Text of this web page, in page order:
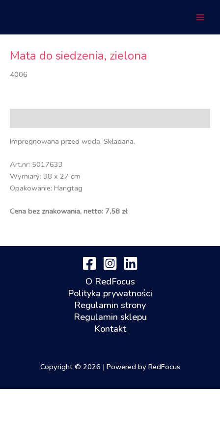
Mata do siedzenia, zielona
4006
Impregnowana przed wodą. Składana.
Art.nr: 5017633
Wymiary: 38 x 27 cm
Opakowanie: Hangtag
Cena bez znakowania, netto: 7,58 zł
O RedFocus
Polityka prywatności
Regulamin strony
Regulamin sklepu
Kontakt
Copyright © 2026 | Powered by RedFocus